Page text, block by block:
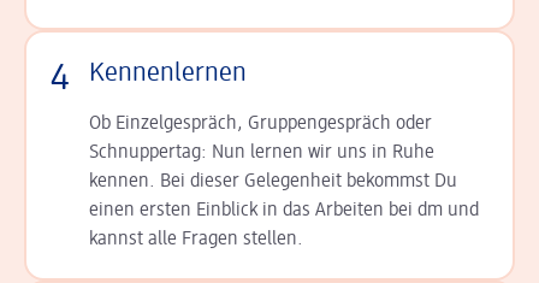
4 Kennenlernen
Ob Einzelgespräch, Grup­pen­gespräch oder
Schnup­per­tag: Nun lernen wir uns in Ruhe
kennen. Bei dieser Gelegenheit bekommst Du
einen ersten Einblick in das Arbeiten bei dm und
kannst alle Fragen stellen.